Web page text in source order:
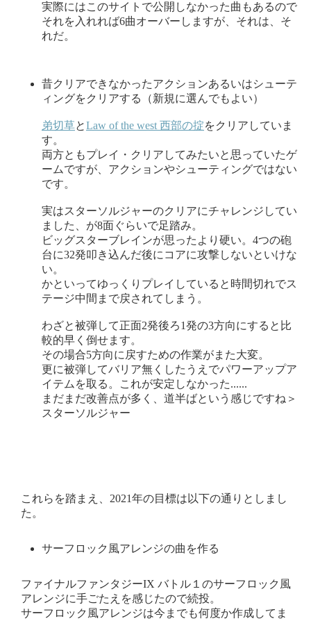
実際にはこのサイトで公開しなかった曲もあるので
それを入れれば6曲オーバーしますが、それは、そ
れだ。
昔クリアできなかったアクションあるいはシューテ
ィングをクリアする（新規に選んでもよい）
弟切草とLaw of the west 西部の掟をクリアしていま
す。
両方ともプレイ・クリアしてみたいと思っていたゲ
ームですが、アクションやシューティングではない
です。
実はスターソルジャーのクリアにチャレンジしてい
ました、が8面ぐらいで足踏み。
ビッグスターブレインが思ったより硬い。4つの砲
台に32発叩き込んだ後にコアに攻撃しないといけな
い。
かといってゆっくりプレイしていると時間切れでス
テージ中間まで戻されてしまう。
わざと被弾して正面2発後ろ1発の3方向にすると比
較的早く倒せます。
その場合5方向に戻すための作業がまた大変。
更に被弾してバリア無くしたうえでパワーアップア
イテムを取る。これが安定しなかった......
まだまだ改善点が多く、道半ばという感じですね＞
スターソルジャー
これらを踏まえ、2021年の目標は以下の通りとしまし
た。
サーフロック風アレンジの曲を作る
ファイナルファンタジーIX バトル１のサーフロック風
アレンジに手ごたえを感じたので続投。
サーフロック風アレンジは今までも何度か作成してま